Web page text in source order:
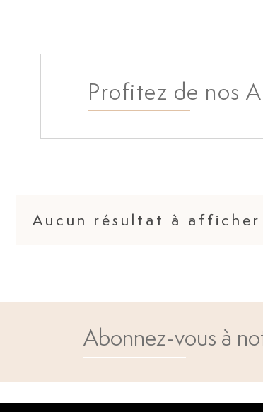
Profitez de nos
Aucun résultat à afficher
Abonnez-vous à